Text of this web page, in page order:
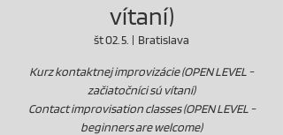
vítaní)
št 02. 5.
  |
Bratislava
Kurz kontaktnej improvizácie (OPEN LEVEL -
začiatočníci sú vítaní)
Contact improvisation classes (OPEN LEVEL -
beginners are welcome)